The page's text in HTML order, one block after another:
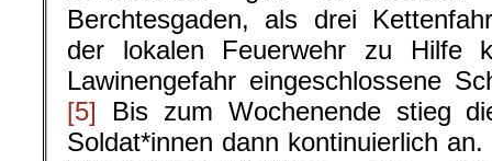
Berchtesgaden, als drei
der lokalen Feuerwehr zu Hilfe
Lawinengefahr eingeschlossene
[5] Bis zum Wochenende stieg
Soldat*innen dann kontinuierlich